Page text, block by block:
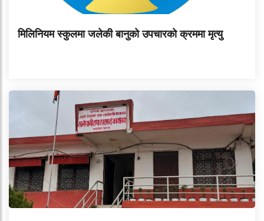
मिलिनियम स्कुलमा जलेकी बानुको उपचारको क्रममा मृत्यु